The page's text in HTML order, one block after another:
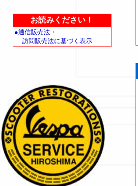
お読みください！
●通信販売法・
訪問販売法に基づく表示